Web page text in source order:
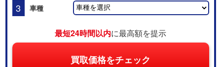
3 車種
最短24時間以内に最高額を提示
買取価格をチェック